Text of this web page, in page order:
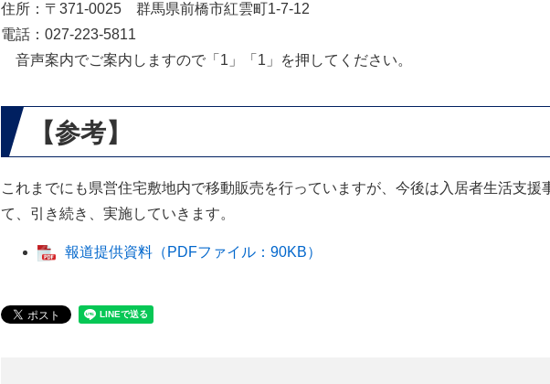
住所：〒371-0025 群馬県前橋市紅雲町1-7-12
電話：027-223-5811
音声案内でご案内しますので「1」「1」を押してください。
【参考】
これまでにも県営住宅敷地内で移動販売を行っていますが、今後は入居者生活支援
て、引き続き、実施していきます。
報道提供資料（PDFファイル：90KB）